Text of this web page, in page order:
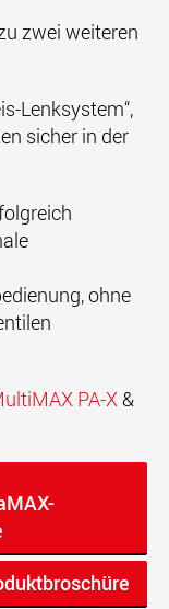
zwei weiteren
Lenksystem“,
sicher in der
ohne
ultiMAX PA-X&